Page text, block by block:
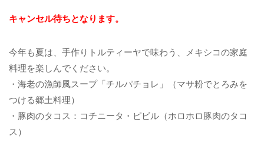
キャンセル待ちとなります。
今年も夏は、手作りトルティーヤで味わう、メキシコの家庭
料理を楽しんでください。
・海老の漁師風スープ「チルパチョレ」（マサ粉でとろみを
つける郷土料理）
・豚肉のタコス：コチニータ・ピビル（ホロホロ豚肉のタコ
ス）